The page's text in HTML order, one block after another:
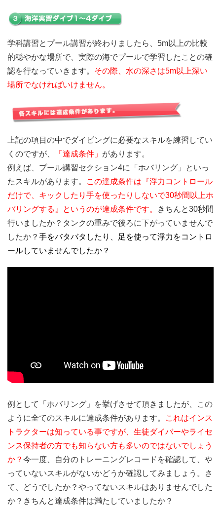
学科講習とプール講習が終わりましたら、5m以上の比較
的穏やかな場所で、実際の海でプールで学習したことの確
認を行なっていきます。 その際、水の深さは5m以上深い
場所でなければいけません。
上記の項目の中でダイビングに必要なスキルを練習してい
くのですが、
「達成条件」 があります。
例えば、プール講習セクション4に「ホバリング」といっ
たスキルがあります。
この達成条件は『浮力コントロール
だけで、キックしたり手を使ったりしないで30秒間以上ホ
バリングする』というのが達成条件です。
きちんと30秒間
行いましたか？タンクの重みで後ろに下がっていませんで
したか？ 手をバタバタしたり、足を使って浮力をコントロ
ールしていませんでしたか？
例として「ホバリング」を挙げさせて頂きましたが、この
ように全てのスキルに達成条件があります。
これはインス
トラクターは知っている事ですが、生徒ダイバーやライセ
ンス保持者の方でも知らない方も多いのではないでしょう
か？ 今一度、自分のトレーニングレコードを確認して、や
っていないスキルがないかどうか確認してみましょう。さ
て、どうでしたか？やってないスキルはありませんでした
か？きちんと達成条件は満たしていましたか？